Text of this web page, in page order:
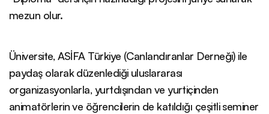
mezun olur.
Üniversite, ASİFA Türkiye (Canlandıranlar Derneği) ile
paydaş olarak düzenlediği uluslararası
organizasyonlarla, yurtdışından ve yurtiçinden
animatörlerin ve öğrencilerin de katıldığı çeşitli seminer